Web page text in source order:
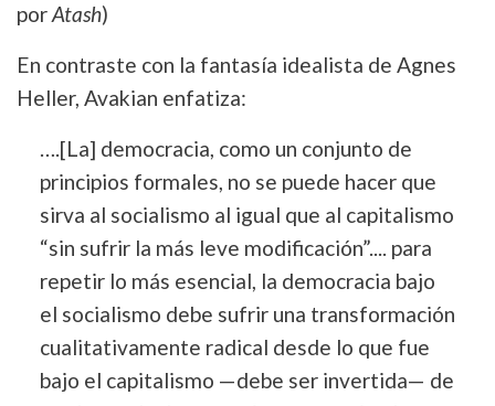
porAtash)
En contraste con la fantasía idealista de Agnes
Heller, Avakian enfatiza:
….[La] democracia, como un conjunto de
principios formales, no se puede hacer que
sirva al socialismo al igual que al capitalismo
“sin sufrir la más leve modificación”.... para
repetir lo más esencial, la democracia bajo
el socialismo debe sufrir una transformación
cualitativamente radical desde lo que fue
bajo el capitalismo —debe ser invertida— de